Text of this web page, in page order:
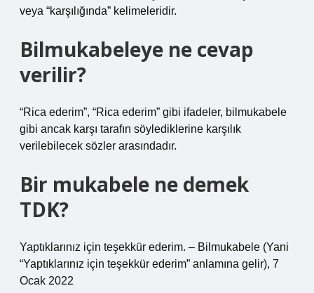
veya “karşılığında” kelimeleridir.
Bilmukabeleye ne cevap
verilir?
“Rica ederim”, “Rica ederim” gibi ifadeler, bilmukabele
gibi ancak karşı tarafın söylediklerine karşılık
verilebilecek sözler arasındadır.
Bir mukabele ne demek
TDK?
Yaptıklarınız için teşekkür ederim. – Bilmukabele (Yani
“Yaptıklarınız için teşekkür ederim” anlamına gelir), 7
Ocak 2022